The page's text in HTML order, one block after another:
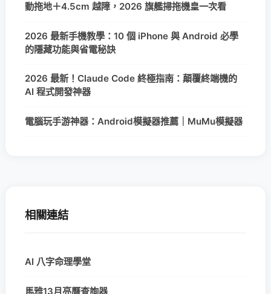
動拖地＋4.5cm 越障，2026 旗艦掃拖機皇一次看
2026 最新手機教學：10 個 iPhone 與 Android 必學
的隱藏功能與省電秘訣
2026 最新！Claude Code 終極指南：顛覆終端機的
AI 程式開發神器
電腦玩手游神器：Android模擬器推薦｜MuMu模擬器
相關連結
AI 八字命理學堂
馬雅13月亮曆查詢器